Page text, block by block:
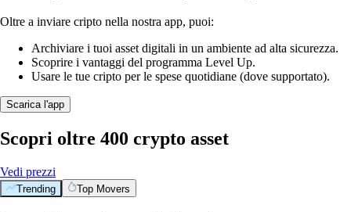
Oltre a inviare cripto nella nostra app, puoi:
Archiviare i tuoi asset digitali in un ambiente ad alta sicurezza.
Scoprire i vantaggi del programma Level Up.
Usare le tue cripto per le spese quotidiane (dove supportato).
Scarica l'app
Scopri oltre 400 crypto asset
Vedi prezzi
Trending Top Movers